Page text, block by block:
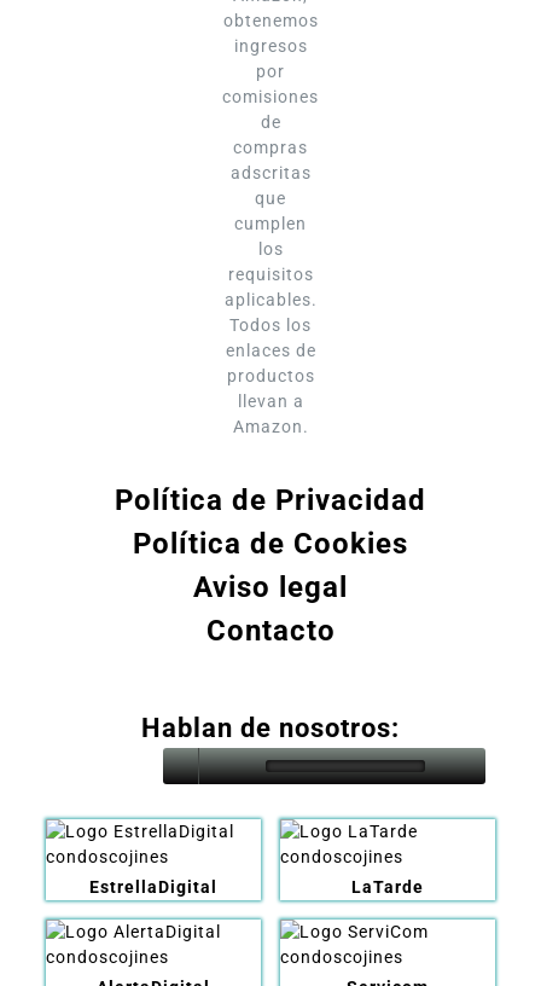
obtenemos
ingresos
por
comisiones
de
compras
adscritas
que
cumplen
los
requisitos
aplicables.
Todos los
enlaces de
productos
llevan a
Amazon.
Política de Privacidad
Política de Cookies
Aviso legal
Contacto
Hablan de nosotros:
EstrellaDigital LaTarde